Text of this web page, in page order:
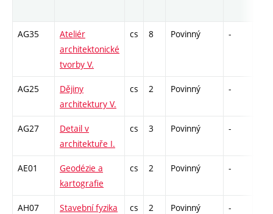
AG35
Ateliér
architektonické
tvorby V.
cs 8 Povinný -
AG25
Dějiny
architektury V.
cs 2 Povinný -
AG27
Detail v
architektuře I.
cs 3 Povinný -
AE01
Geodézie a
kartografie
cs 2 Povinný -
AH07
Stavební fyzika
cs 2 Povinný -